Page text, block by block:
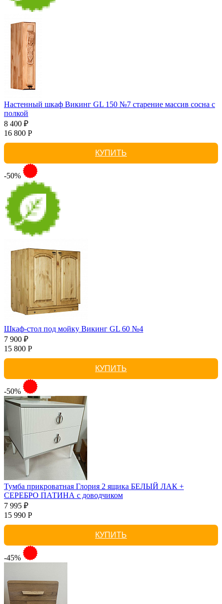
Настенный шкаф Викинг GL 150 №7 старение массив сосна с
полкой
8 400 ₽
16 800 Р
КУПИТЬ
-50%
Шкаф-стол под мойку Викинг GL 60 №4
7 900 ₽
15 800 Р
КУПИТЬ
-50%
Тумба прикроватная Глория 2 ящика БЕЛЫЙ ЛАК +
СЕРЕБРО ПАТИНА с доводчиком
7 995 ₽
15 990 Р
КУПИТЬ
-45%